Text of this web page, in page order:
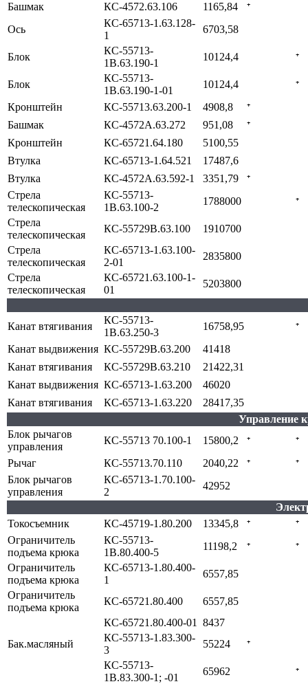
Башмак КС-4572.63.106 1165,84
⁺
Ось
КС-65713-1.63.128-
1
6703,58
Блок
КС-55713-
1В.63.190-1
10124,4 ⁺
Блок
КС-55713-
1В.63.190-1-01
10124,4
⁺
Кронштейн
КС-55713.63.200-1 4908,8
⁺
Башмак
КС-4572А.63.272 951,08
⁺
Кронштейн
КС-65721.64.180
5100,55
Втулка
КС-65713-1.64.521
17487,6
Втулка
КС-4572А.63.592-1 3351,79
⁺
Стрела
телескопическая
КС-55713-
1В.63.100-2
1788000
⁺
Стрела
телескопическая
КС-55729В.63.100
1910700
Стрела
телескопическая
КС-65713-1.63.100-
2-01
2835800
Стрела
телескопическая
КС-65721.63.100-1-
01
5203800
Канат втягивания
КС-55713-
1В.63.250-3
16758,95
⁺
Канат выдвижения КС-55729В.63.200
41418
Канат втягивания
КС-55729В.63.210
21422,31
Канат выдвижения КС-65713-1.63.200
46020
Канат втягивания
КС-65713-1.63.220
28417,35
Управление
Блок рычагов
управления
КС-55713 70.100-1 15800,2 ⁺
⁺
Рычаг
КС-55713.70.110 2040,22 ⁺
⁺
Блок рычагов
управления
КС-65713-1.70.100-
2
42952
Токосъемник
КС-45719-1.80.200 13345,8 ⁺
⁺
Ограничитель
подъема крюка
КС-55713-
1В.80.400-5
11198,2 ⁺
⁺
Ограничитель
подъема крюка
КС-65713-1.80.400-
1
6557,85
Ограничитель
подъема крюка
КС-65721.80.400
6557,85
КС-65721.80.400-01
8437
Бак.масляный
КС-55713-1.83.300-
3
55224
⁺
КС-55713-
1В.83.300-1; -01
65962
⁺